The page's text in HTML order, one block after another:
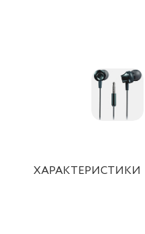
ХАРАКТЕРИСТИКИ